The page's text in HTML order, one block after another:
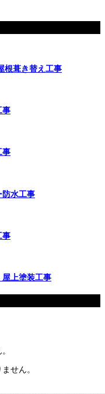
葺き替え工事
事
事
水工事
事
上塗装工事
せん。